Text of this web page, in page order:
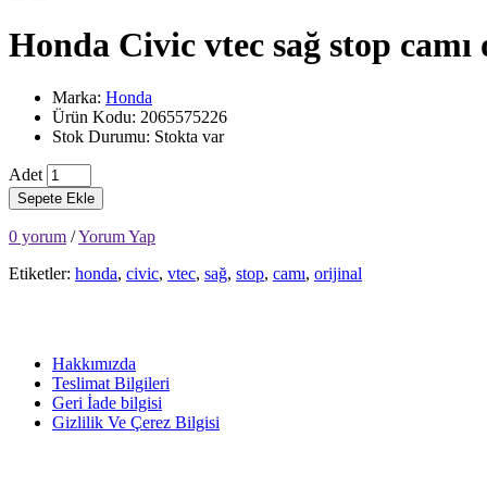
Honda Civic vtec sağ stop
Marka: Honda
Ürün Kodu: 2065575226
Stok Durumu: Stokta var
Adet
Sepete Ekle
0 yorum /Yorum Yap
Etiketler: honda, civic, vtec, sağ, stop, camı, orijinal
Hakkımızda
Teslimat Bilgileri
Geri İade bilgisi
Gizlilik Ve Çerez Bilgisi